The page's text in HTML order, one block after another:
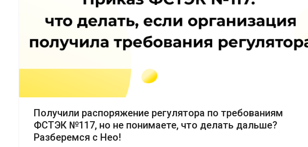
Получили распоряжение регулятора по требованиям
ФСТЭК №117, но не понимаете, что делать дальше?
Разберемся с Нео!